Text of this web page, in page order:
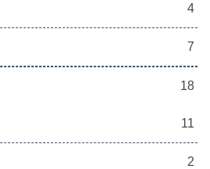
4
7
18
11
2